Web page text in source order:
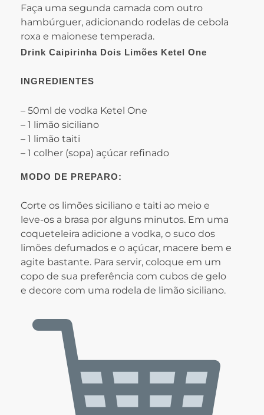
Faça uma segunda camada com outro
hambúrguer, adicionando rodelas de cebola
roxa e maionese temperada.
Drink Caipirinha Dois Limões Ketel One
INGREDIENTES
– 50ml de vodka Ketel One
– 1 limão siciliano
– 1 limão taiti
– 1 colher (sopa) açúcar refinado
MODO DE PREPARO:
Corte os limões siciliano e taiti ao meio e
leve-os a brasa por alguns minutos. Em uma
coqueteleira adicione a vodka, o suco dos
limões defumados e o açúcar, macere bem e
agite bastante. Para servir, coloque em um
copo de sua preferência com cubos de gelo
e decore com uma rodela de limão siciliano.